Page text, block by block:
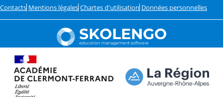
Contacts Mentions légales Chartes d'utilisation Données personnelles